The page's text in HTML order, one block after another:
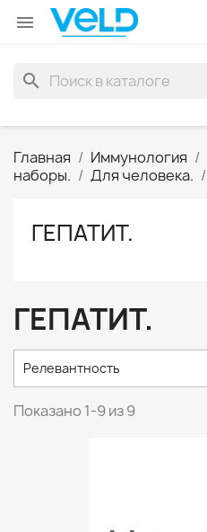

search
Главная Иммунология
наборы.
Для человека.
ГЕПАТИТ.
ГЕПАТИТ.
Релевантность
Показано 1-9 из 9